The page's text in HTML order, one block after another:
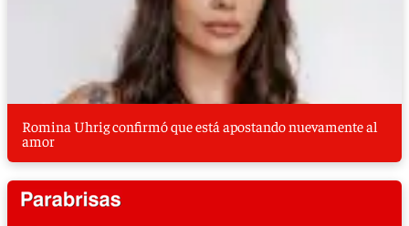
Romina Uhrig confirmó que está apostando nuevamente al
amor